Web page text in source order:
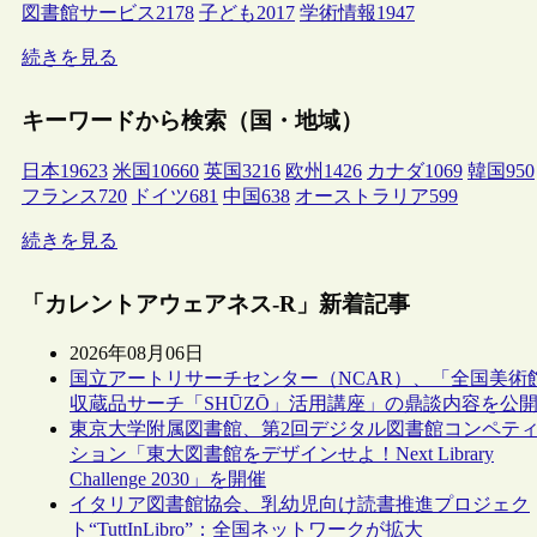
図書館サービス2178 子ども2017 学術情報1947
続きを見る
キーワードから検索（国・地域）
日本19623 米国 10660 英国3216 欧州 1426 カナダ1069 韓国950
フランス720 ドイツ681 中国638 オーストラリア599
続きを見る
「カレントアウェアネス-R」新着記事
2026年08月06日
国立アートリサーチセンター（NCAR）、「全国美術
収蔵品サーチ「SHŪZŌ」活用講座」の鼎談内容を公開
東京大学附属図書館、第2回デジタル図書館コンペティ
ション「東大図書館をデザインせよ！Next Library
Challenge 2030」を開催
イタリア図書館協会、乳幼児向け読書推進プロジェク
ト“TuttInLibro”：全国ネットワークが拡大